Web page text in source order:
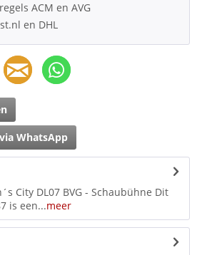
ACM en AVG
en DHL
WhatsApp
City DL07 BVG - Schaubühne Dit
is een...meer